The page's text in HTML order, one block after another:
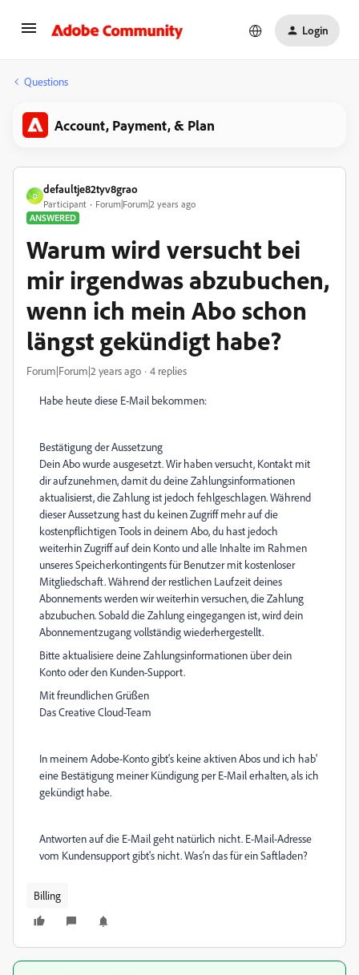
Login
Questions
Account, Payment, & Plan
D
defaultje82tyv8grao
Participant
Forum|Forum|2 years ago
ANSWERED
Warum wird versucht bei
mir irgendwas abzubuchen,
wenn ich mein Abo schon
längst gekündigt habe?
Forum|Forum|2 years ago 4 replies
Habe heute diese E-Mail bekommen:
Bestätigung der Aussetzung
Dein Abo wurde ausgesetzt. Wir haben versucht, Kontakt mit
dir aufzunehmen, damit du deine Zahlungsinformationen
aktualisierst, die Zahlung ist jedoch fehlgeschlagen. Während
dieser Aussetzung hast du keinen Zugriff mehr auf die
kostenpflichtigen Tools in deinem Abo, du hast jedoch
weiterhin Zugriff auf dein Konto und alle Inhalte im Rahmen
unseres Speicherkontingents für Benutzer mit kostenloser
Mitgliedschaft. Während der restlichen Laufzeit deines
Abonnements werden wir weiterhin versuchen, die Zahlung
abzubuchen. Sobald die Zahlung eingegangen ist, wird dein
Abonnementzugang vollständig wiederhergestellt.
Bitte aktualisiere deine Zahlungsinformationen über dein
Konto oder den Kunden-Support.
Mit freundlichen Grüßen
Das Creative Cloud-Team
In meinem Adobe-Konto gibt's keine aktiven Abos und ich hab'
eine Bestätigung meiner Kündigung per E-Mail erhalten, als ich
gekündigt habe.
Antworten auf die E-Mail geht natürlich nicht. E-Mail-Adresse
vom Kundensupport gibt's nicht. Was'n das für ein Saftladen?
Billing